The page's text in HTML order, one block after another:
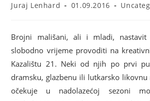
Juraj Lenhard 01.09.2016
Brojni mališani, ali i mladi,
slobodno vrijeme provoditi na
Kazalištu 21. Neki od njih po prvi
dramsku, glazbenu ili lutkarsko
očekuje u nadolazećoj sezoni